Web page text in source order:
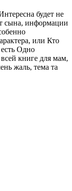
будет не
сына, информации
или Кто
Одно
книге для мам,
жаль, тема та